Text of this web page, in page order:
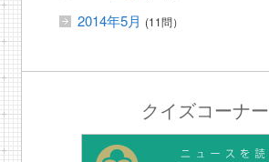
2014年5月 (11問）
クイズコーナー